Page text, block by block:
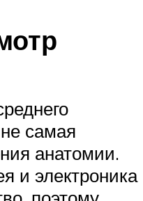
самая
анатомии.
и электроника